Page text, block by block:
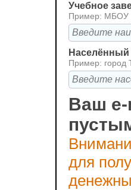
Учебное
Пример: МБОУ
Населённый
Пример: город
Ваш e-
для